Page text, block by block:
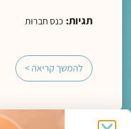
תגיות: כנס חברוּת
להמשך קריאה >